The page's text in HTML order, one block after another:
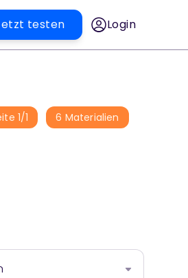
testen Login
1/1 6 Materialien